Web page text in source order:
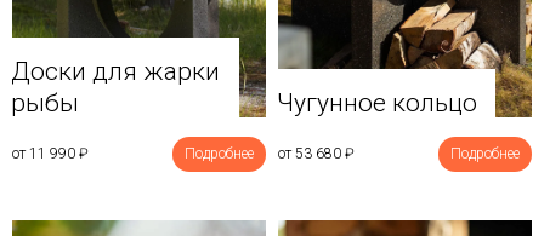
Доски для жарки
рыбы
от 11 990 ₽ Подробнее
Чугунное кольцо
от 53 680 ₽ Подробнее